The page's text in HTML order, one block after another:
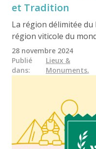
et Tradition
La région délimitée
région viticole du
paysages
Outre l'emblématique
vins DOC - des
croquants et le
mettent tous en
uniques de la région.
28 novembre 2024
Publié
dans:
Lieux &
Monuments,